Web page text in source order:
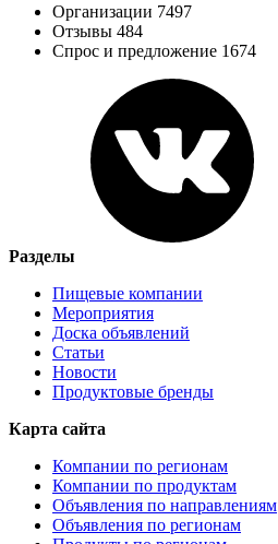
Организации 7497
Отзывы 484
Спрос и предложение 1674
Разделы
Пищевые компании
Мероприятия
Доска объявлений
Статьи
Новости
Продуктовые бренды
Карта сайта
Компании по регионам
Компании по продуктам
Объявления по направлениям
Объявления по регионам